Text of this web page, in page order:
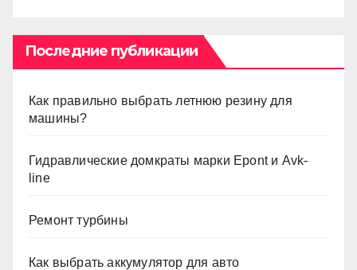
Последние публикации
Как правильно выбрать летнюю резину для
машины?
Гидравлические домкраты марки Epont и Avk-
line
Ремонт турбины
Как выбрать аккумулятор для авто